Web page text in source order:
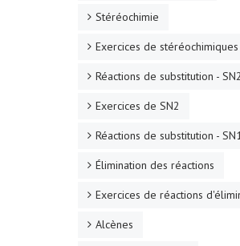
Stéréochimie
Exercices de stéréochimiques
Réactions de substitution - SN2
Exercices de SN2
Réactions de substitution -
Élimination des réactions
Exercices de réactions
Alcènes